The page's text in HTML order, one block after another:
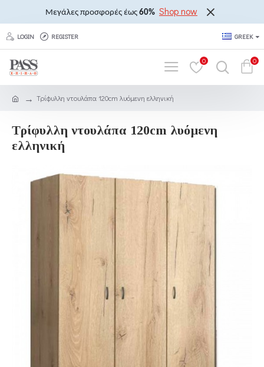
Μεγάλες προσφορές έως 60% Shop now
LOGIN REGISTER GREEK
0 0
Τρίφυλλη ντουλάπα 120cm λυόμενη ελληνική
Τρίφυλλη ντουλάπα 120cm λυόμενη
ελληνική